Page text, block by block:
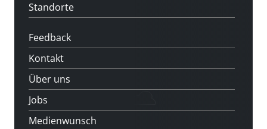
Standorte
Feedback
Kontakt
Über uns
Jobs
Medienwunsch